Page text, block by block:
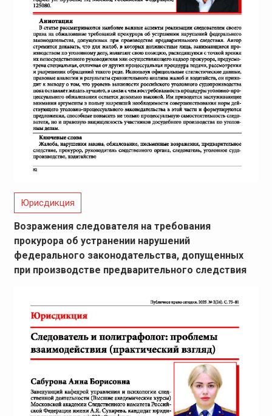
Юрисдикция
Возражения следователя на требования
прокурора об устранении нарушений
федерального законодательства, допущенных
при производстве предварительного следствия